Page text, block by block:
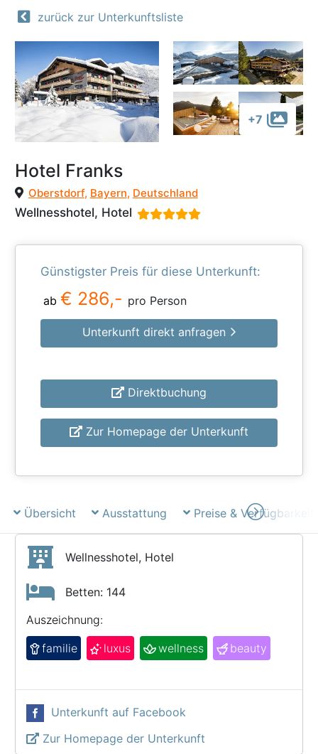
zurück zur Unterkunftsliste
+7
Hotel Franks
Oberstdorf, Bayern, Deutschland
Wellnesshotel, Hotel
Günstigster Preis für diese Unterkunft:
ab € 286,- pro Person
Unterkunft direkt anfragen
Direktbuchung
Zur Homepage der Unterkunft
Übersicht Ausstattung Preise & Verfügbarkeit
Wellnesshotel, Hotel
Betten: 144
Auszeichnung:
familie
luxus wellness beauty
Unterkunft auf Facebook
Zur Homepage der Unterkunft